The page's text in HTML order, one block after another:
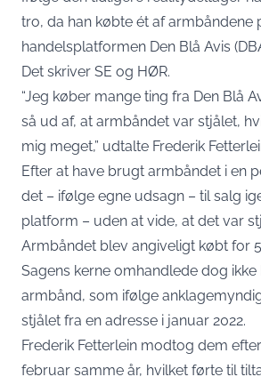
tro, da han købte ét af armbåndene
handelsplatformen Den Blå Avis
Det skriver SE og HØR.
“Jeg køber mange ting fra Den Blå
så ud af, at armbåndet var stjålet,
mig meget,” udtalte Frederik
Efter at have brugt armbåndet i en
det – ifølge egne udsagn – til salg
platform – uden at vide, at det var
Armbåndet blev angiveligt købt for
Sagens kerne omhandlede dog ikke
armbånd, som ifølge
stjålet fra en adresse i januar 2022.
Frederik Fetterlein modtog dem
februar samme år, hvilket førte til